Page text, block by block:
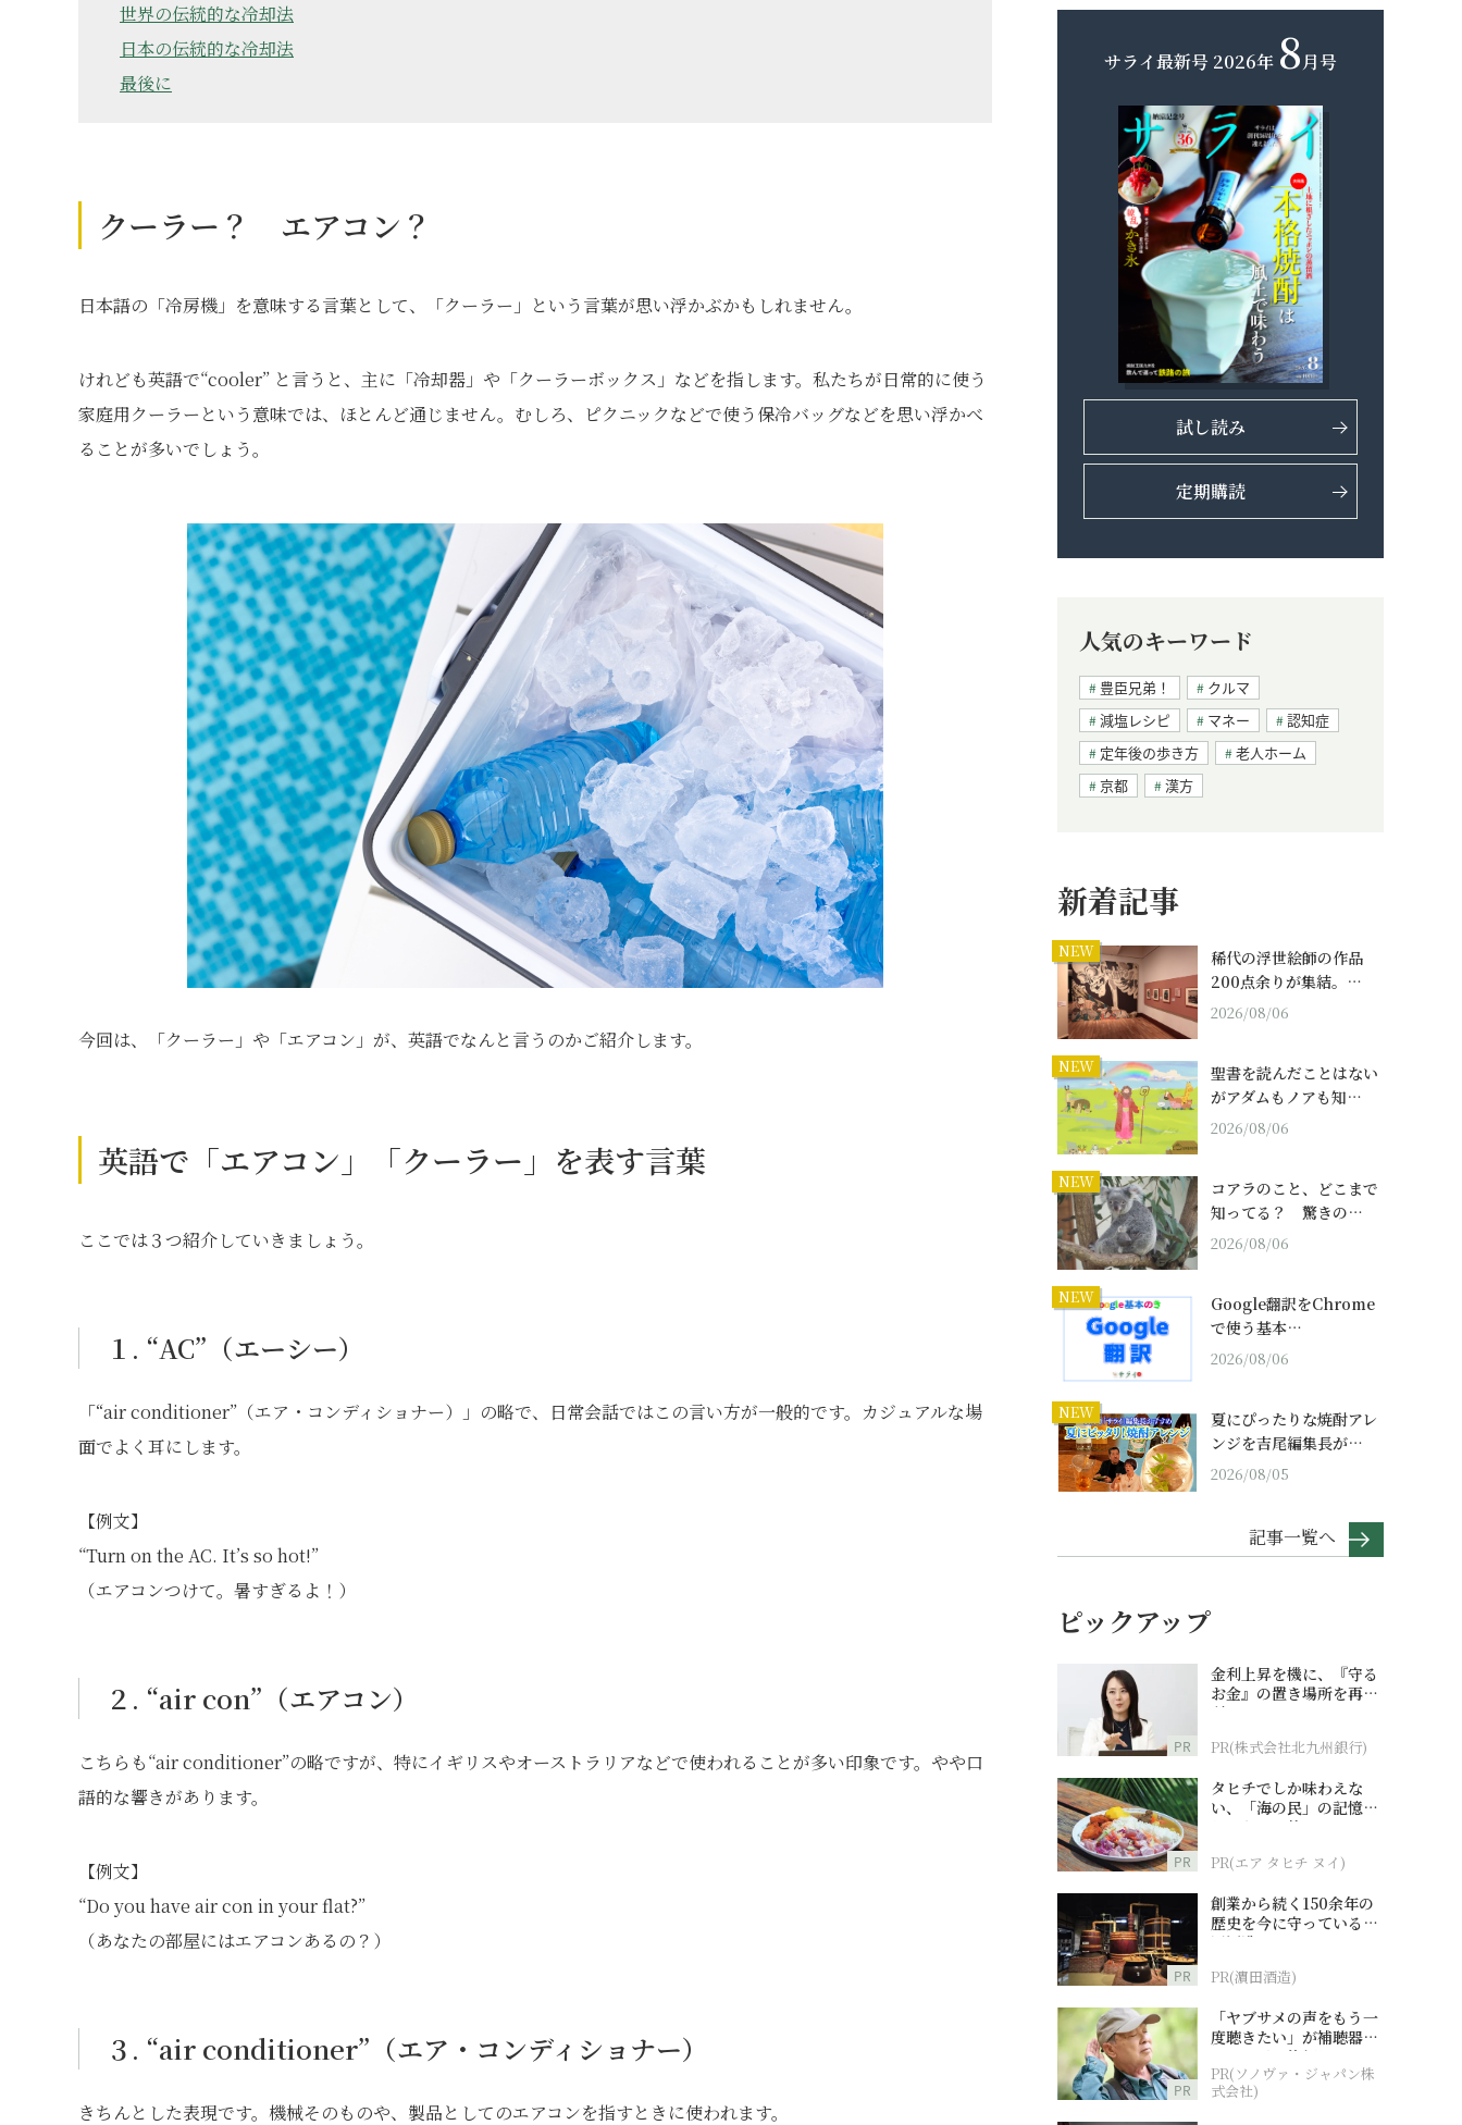
世界の伝統的な冷却法
日本の伝統的な冷却法
最後に
クーラー？ エアコン？
日本語の「冷房機」を意味する言葉として、「クーラー」という言葉が思い浮かぶかもしれません。
けれども英語で“cooler” と言うと、主に「冷却器」や「クーラーボックス」などを指します。私たちが日常的に使う
家庭用クーラーという意味では、ほとんど通じません。むしろ、ピクニックなどで使う保冷バッグなどを思い浮かべ
ることが多いでしょう。
今回は、「クーラー」や「エアコン」が、英語でなんと言うのかご紹介します。
英語で「エアコン」「クーラー」を表す言葉
ここでは３つ紹介していきましょう。
１. “AC”（エーシー）
「“air conditioner”（エア・コンディショナー）」の略で、日常会話ではこの言い方が一般的です。カジュアルな場
面でよく耳にします。
【例文】
“Turn on the AC. It’s so hot!”
（エアコンつけて。暑すぎるよ！）
２. “air con”（エアコン）
こちらも“air conditioner”の略ですが、特にイギリスやオーストラリアなどで使われることが多い印象です。やや口
語的な響きがあります。
【例文】
“Do you have air con in your flat?”
（あなたの部屋にはエアコンあるの？）
３. “air conditioner”（エア・コンディショナー）
きちんとした表現です。機械そのものや、製品としてのエアコンを指すときに使われます。
サライ最新号 2026年 8月号
試し読み
定期購読
人気のキーワード
豊臣兄弟！
クルマ
減塩レシピ
マネー
認知症
定年後の歩き方
老人ホーム
京都
漢方
新着記事
NEW
稀代の浮世絵師の作品
200点余りが集結。…
2026/08/06
NEW
聖書を読んだことはない
がアダムもノアも知…
2026/08/06
NEW
コアラのこと、どこまで
知ってる？ 驚きの…
2026/08/06
NEW
Google翻訳をChrome
で使う基本…
2026/08/06
NEW
夏にぴったりな焼酎アレ
ンジを吉尾編集長が…
2026/08/05
記事一覧へ
ピックアップ
PR
金利上昇を機に、『守る
お金』の置き場所を再検
討
PR(株式会社北九州銀行)
PR
タヒチでしか味わえな
い、「海の民」の記憶へ
とつながる旅
PR(エア タヒチ ヌイ)
PR
創業から続く150余年の
歴史を今に守っている濵
田酒造
PR(濵田酒造)
PR
「ヤブサメの声をもう一
度聴きたい」が補聴器チ
ャレンジの後押しに
PR(ソノヴァ・ジャパン株
式会社)